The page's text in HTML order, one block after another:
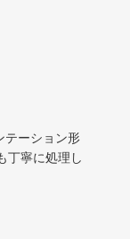
テーション形
丁寧に処理し